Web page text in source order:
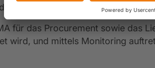
(ESG/LkSG) Ihrer
für das Procurement sowie das
wird, und mittels Monitoring